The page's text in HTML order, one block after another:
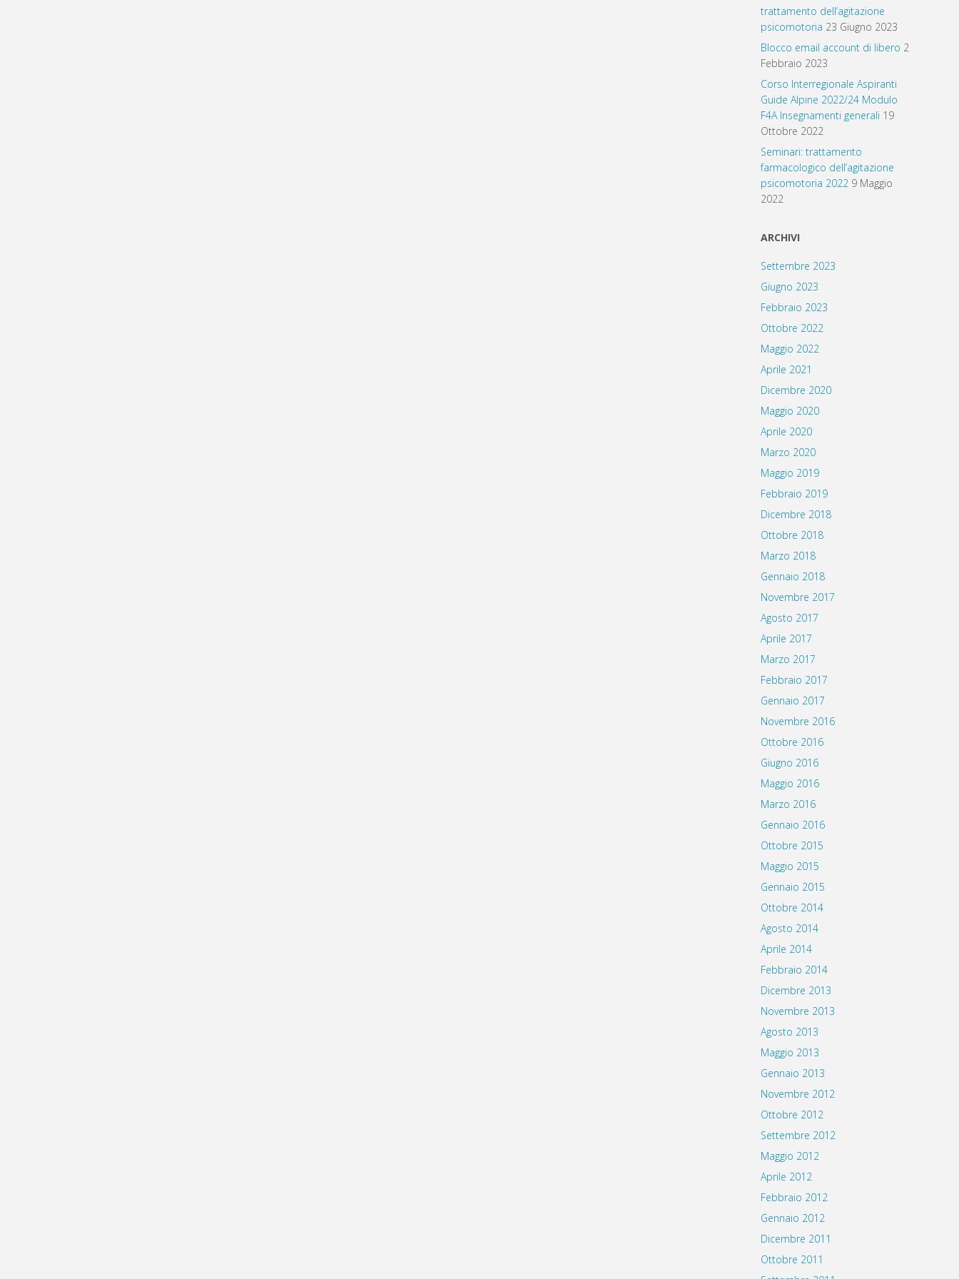
trattamento dell’agitazione
psicomotoria 23 Giugno 2023
Blocco email account di libero 2
Febbraio 2023
Corso Interregionale Aspiranti
Guide Alpine 2022/24 Modulo
F4A Insegnamenti generali 19
Ottobre 2022
Seminari: trattamento
farmacologico dell’agitazione
psicomotoria 2022 9 Maggio
2022
ARCHIVI
Settembre 2023
Giugno 2023
Febbraio 2023
Ottobre 2022
Maggio 2022
Aprile 2021
Dicembre 2020
Maggio 2020
Aprile 2020
Marzo 2020
Maggio 2019
Febbraio 2019
Dicembre 2018
Ottobre 2018
Marzo 2018
Gennaio 2018
Novembre 2017
Agosto 2017
Aprile 2017
Marzo 2017
Febbraio 2017
Gennaio 2017
Novembre 2016
Ottobre 2016
Giugno 2016
Maggio 2016
Marzo 2016
Gennaio 2016
Ottobre 2015
Maggio 2015
Gennaio 2015
Ottobre 2014
Agosto 2014
Aprile 2014
Febbraio 2014
Dicembre 2013
Novembre 2013
Agosto 2013
Maggio 2013
Gennaio 2013
Novembre 2012
Ottobre 2012
Settembre 2012
Maggio 2012
Aprile 2012
Febbraio 2012
Gennaio 2012
Dicembre 2011
Ottobre 2011